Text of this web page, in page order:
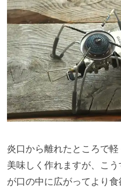
炎口から離れたところで
美味しく作れますが、こ
が口の中に広がってより